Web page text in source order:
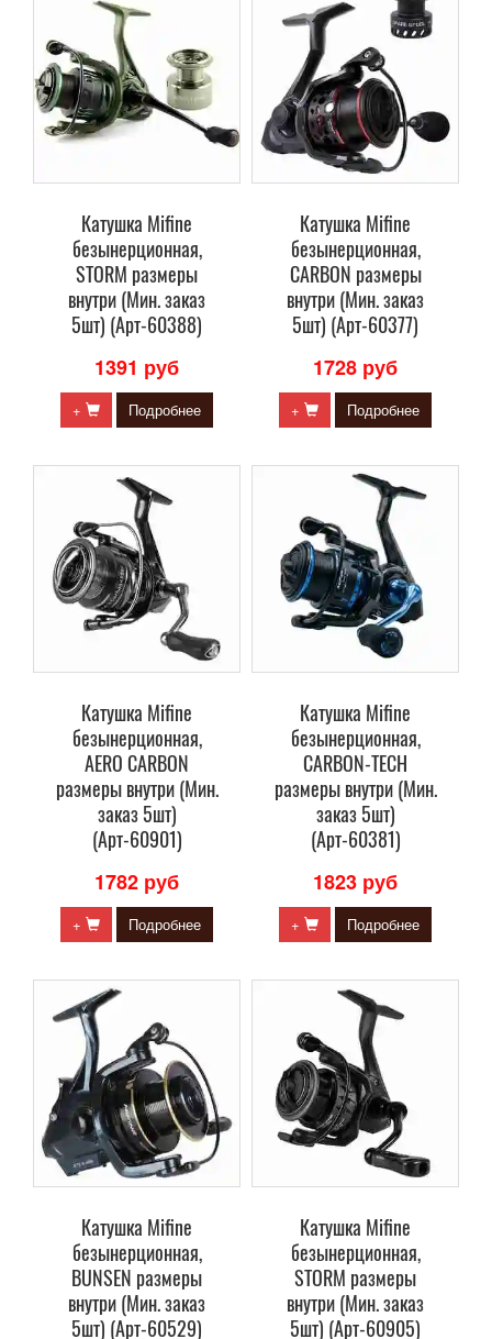
Катушка Mifine
безынерционная,
STORM размеры
внутри (Мин. заказ
5шт) (Арт-60388)
1391 руб
+ Подробнее
Катушка Mifine
безынерционная,
CARBON размеры
внутри (Мин. заказ
5шт) (Арт-60377)
1728 руб
+ Подробнее
Катушка Mifine
безынерционная,
AERO CARBON
размеры внутри (Мин.
заказ 5шт)
(Арт-60901)
1782 руб
+ Подробнее
Катушка Mifine
безынерционная,
CARBON-TECH
размеры внутри (Мин.
заказ 5шт)
(Арт-60381)
1823 руб
+ Подробнее
Катушка Mifine
безынерционная,
BUNSEN размеры
внутри (Мин. заказ
5шт) (Арт-60529)
Катушка Mifine
безынерционная,
STORM размеры
внутри (Мин. заказ
5шт) (Арт-60905)